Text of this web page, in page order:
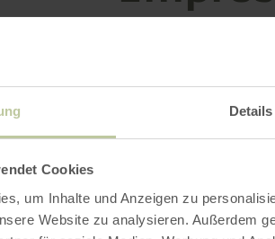
Details
Cookies
um Inhalte und Anzeigen zu
Website zu analysieren. Außerdem